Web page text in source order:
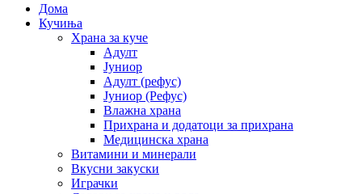
Дома
Кучиња
Храна за куче
Адулт
Јуниор
Адулт (рефус)
Јуниор (Рефус)
Влажна храна
Прихрана и додатоци за прихрана
Медицинска храна
Витамини и минерали
Вкусни закуски
Играчки